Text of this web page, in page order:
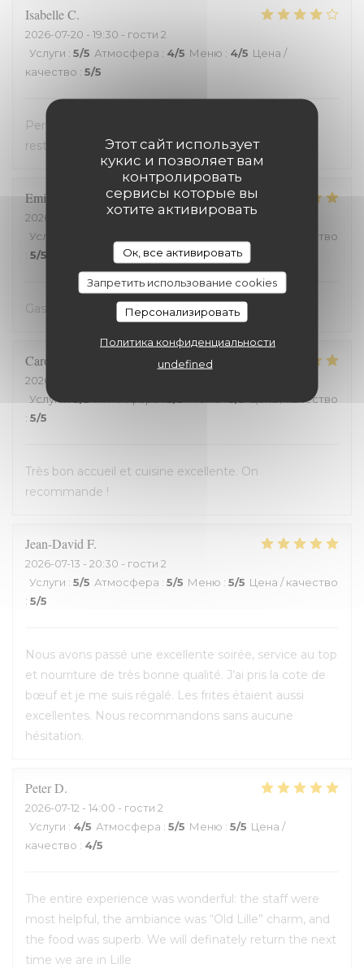
Этот сайт использует
кукис и позволяет вам
контролировать
сервисы которые вы
хотите активировать
Ок, все активировать
Запретить использование cookies
Персонализировать
Политика конфиденциальности
undefined
IsabelleC
2026-07-20 - 19:30 - гости 2
Услуги : 5/5 Атмосфера : 4/5 Меню : 4/5 Цена /
качество : 5/5
Personnel très accueillant, très bons plats, carte
restreinte
Emilienne
2026-07-19
- 19:30 - гости 2
Услуги
Цена / качество
: 5/5
Gastvrij, gezellig, heerlijk
Carole
2026-07-18
Услуги
Цена / качество
: 5/5
Très bon accueil et cuisine excellente. On
recommande !
Jean-David F
2026-07-13 - 20:30 - гости 2
Услуги : 5/5 Атмосфера : 5/5 Меню : 5/5 Цена / качество
: 5/5
Nous avons passé une excellente soirée, service au top
et nourriture de très bonne qualité. J’ai pris la cote de
bœuf et je me suis régalé. Les frites étaient aussi
excellentes. Nous recommandons sans aucune
hésitation.
PeterD
2026-07-12 - 14:00 - гости 2
Услуги : 4/5 Атмосфера : 5/5 Меню : 5/5 Цена /
качество : 4/5
The entire experience was wonderful: the staff were
most helpful, the ambiance was “Old Lille” charm, and
the food was superb. We will definately return the next
time we are in Lille